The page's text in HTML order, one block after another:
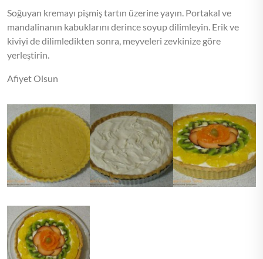
Soğuyan kremayı pişmiş tartın üzerine yayın. Portakal ve
mandalinanın kabuklarını derince soyup dilimleyin. Erik ve
kiviyi de dilimledikten sonra, meyveleri zevkinize göre
yerleştirin.
Afiyet Olsun